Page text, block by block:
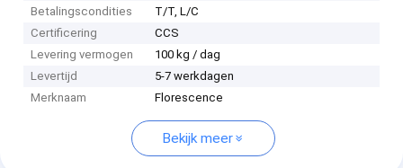
Betalingscondities
T/T, L/C
Certificering
CCS
Levering vermogen
100 kg / dag
Levertijd
5-7 werkdagen
Merknaam
Florescence
Bekijk meer